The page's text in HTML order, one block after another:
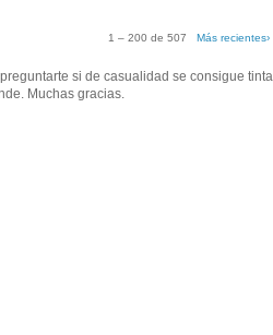
1 – 200 de 507 Más recientes›
si de casualidad se consigue tinta
Muchas gracias.